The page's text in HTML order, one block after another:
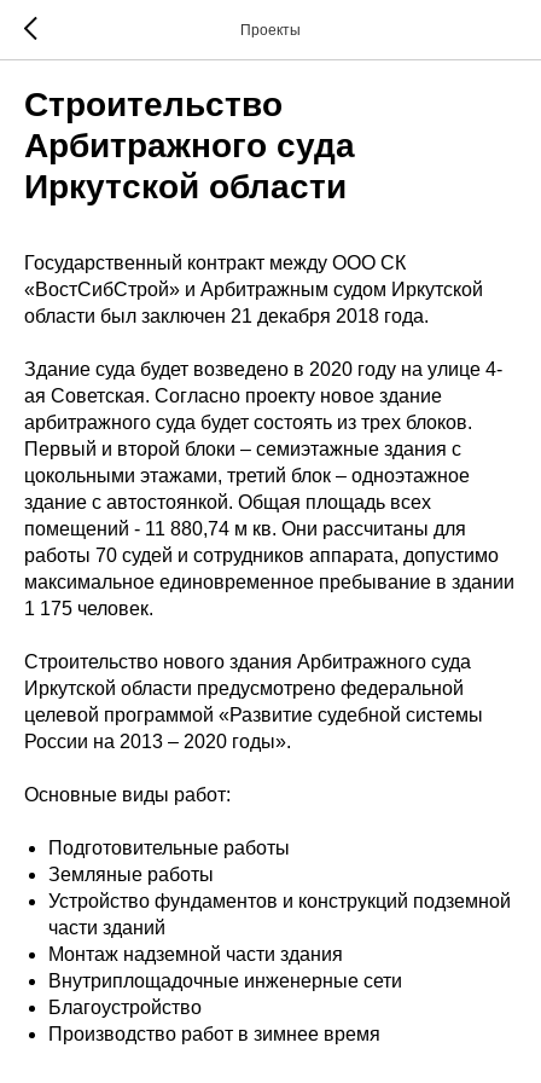
Проекты
Строительство
Арбитражного суда
Иркутской области
Государственный контракт между ООО СК
«ВостСибСтрой» и Арбитражным судом Иркутской
области был заключен 21 декабря 2018 года.
Здание суда будет возведено в 2020 году на улице 4-
ая Советская. Согласно проекту новое здание
арбитражного суда будет состоять из трех блоков.
Первый и второй блоки – семиэтажные здания с
цокольными этажами, третий блок – одноэтажное
здание с автостоянкой. Общая площадь всех
помещений - 11 880,74 м кв. Они рассчитаны для
работы 70 судей и сотрудников аппарата, допустимо
максимальное единовременное пребывание в здании
1 175 человек.
Строительство нового здания Арбитражного суда
Иркутской области предусмотрено федеральной
целевой программой «Развитие судебной системы
России на 2013 – 2020 годы».
Основные виды работ:
Подготовительные работы
Земляные работы
Устройство фундаментов и конструкций подземной
части зданий
Монтаж надземной части здания
Внутриплощадочные инженерные сети
Благоустройство
Производство работ в зимнее время